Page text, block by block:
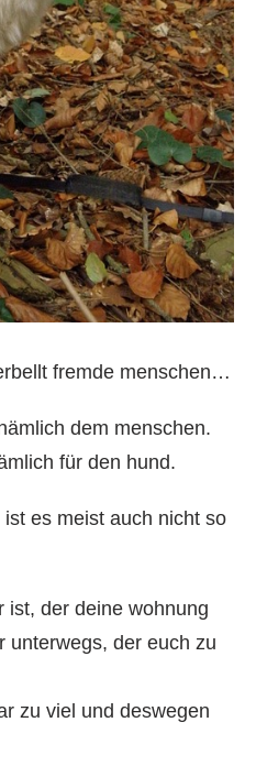
fremde menschen…
dem menschen.
für den hund.
es meist auch nicht so
ist, der deine wohnung
unterwegs, der euch zu
zu viel und deswegen